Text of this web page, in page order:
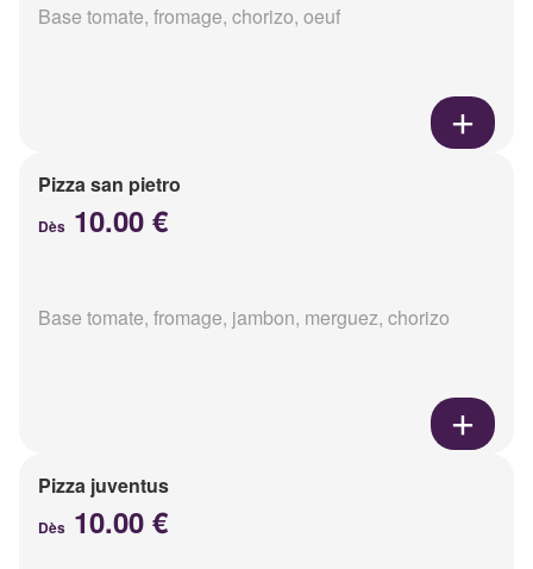
Base tomate, fromage, chorizo, oeuf
Pizza san pietro
Dès 10.00 €
Base tomate, fromage, jambon, merguez, chorizo
Pizza juventus
Dès 10.00 €